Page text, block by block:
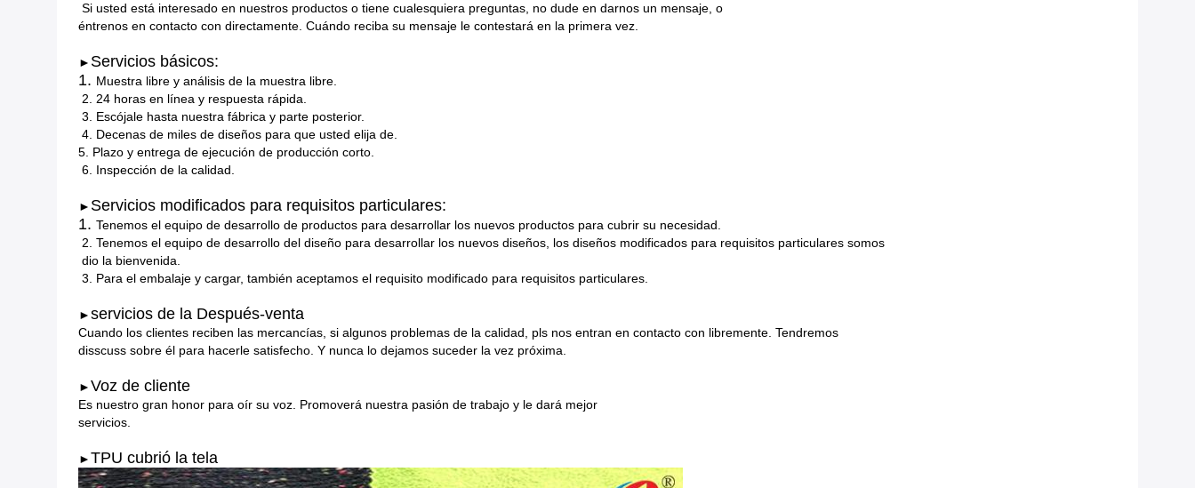
Si usted está interesado en nuestros productos o tiene cualesquiera preguntas, no dude en darnos un mensaje, o
éntrenos en contacto con directamente. Cuándo reciba su mensaje le contestará en la primera vez.
► Servicios básicos:
1. Muestra libre y análisis de la muestra libre.
2. 24 horas en línea y respuesta rápida.
3. Escójale hasta nuestra fábrica y parte posterior.
4. Decenas de miles de diseños para que usted elija de.
5. Plazo y entrega de ejecución de producción corto.
6. Inspección de la calidad.
► Servicios modificados para requisitos particulares:
1. Tenemos el equipo de desarrollo de productos para desarrollar los nuevos productos para cubrir su necesidad.
2. Tenemos el equipo de desarrollo del diseño para desarrollar los nuevos diseños, los diseños modificados para requisitos particulares somos
dio la bienvenida.
3. Para el embalaje y cargar, también aceptamos el requisito modificado para requisitos particulares.
►servicios de la Después-venta
Cuando los clientes reciben las mercancías, si algunos problemas de la calidad, pls nos entran en contacto con libremente. Tendremos
disscuss sobre él para hacerle satisfecho. Y nunca lo dejamos suceder la vez próxima.
►Voz de cliente
Es nuestro gran honor para oír su voz. Promoverá nuestra pasión de trabajo y le dará mejor
servicios.
►TPU cubrió la tela